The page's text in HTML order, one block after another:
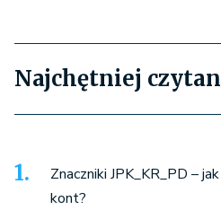
Najchętniej
Znaczniki JPK_KR_PD –
kont?